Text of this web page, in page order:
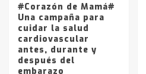
#Corazón de Mamá#
Una campaña para
cuidar la salud
cardiovascular
antes, durante y
después del
embarazo